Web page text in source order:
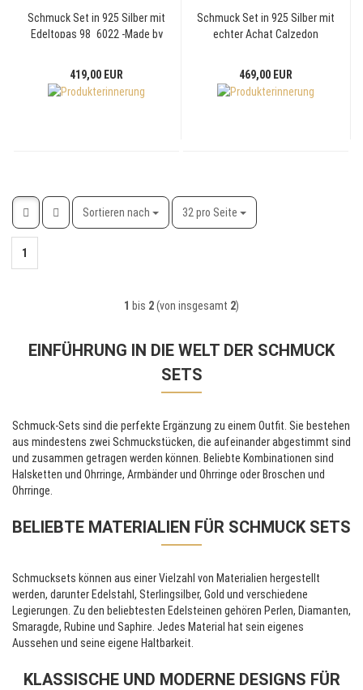
Schmuck Set in 925 Silber mit
Edeltopas 98_6022 -Made by
419,00 EUR
Schmuck Set in 925 Silber mit
echter Achat Calzedon
469,00 EUR
Sortieren nach
Sortieren nach 32 pro Seite
pro Seite
1
1 bis 2(von insgesamt 2)
EINFÜHRUNG IN DIE WELT DER SCHMUCK
SETS
Schmuck-Sets sind die perfekte Ergänzung zu einem Outfit. Sie bestehen
aus mindestens zwei Schmuckstücken, die aufeinander abgestimmt sind
und zusammen getragen werden können. Beliebte Kombinationen sind
Halsketten und Ohrringe, Armbänder und Ohrringe oder Broschen und
Ohrringe.
BELIEBTE MATERIALIEN FÜR SCHMUCK SETS
Schmucksets können aus einer Vielzahl von Materialien hergestellt
werden, darunter Edelstahl, Sterlingsilber, Gold und verschiedene
Legierungen. Zu den beliebtesten Edelsteinen gehören Perlen, Diamanten,
Smaragde, Rubine und Saphire. Jedes Material hat sein eigenes
Aussehen und seine eigene Haltbarkeit.
KLASSISCHE UND MODERNE DESIGNS FÜR